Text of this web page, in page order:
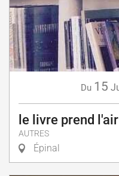
Du 15
le livre prend
AUTRES
Épinal